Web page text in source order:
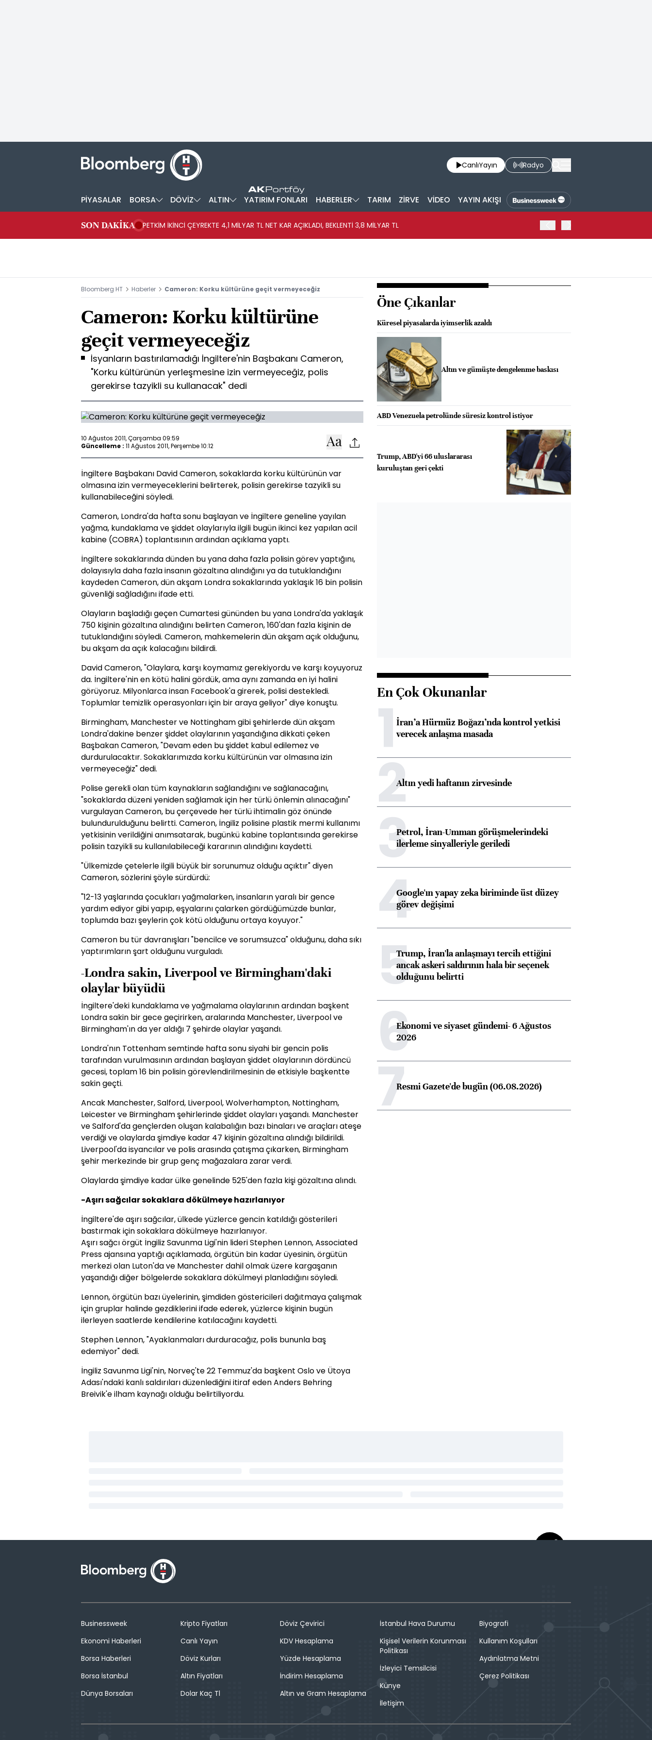
CanlıYayın Radyo
PİYASALAR BORSA DÖVİZ ALTIN YATIRIM FONLARI HABERLER TARIM ZİRVE VİDEO YAYIN AKIŞI
SON DAKİKA PETKİM İKİNCİ ÇEYREKTE 4,1 MİLYAR TL NET KAR AÇIKLADI, BEKLENTİ 3,8 MİLYAR TL
Bloomberg HT Haberler Cameron: Korku kültürüne geçit vermeyeceğiz
Cameron: Korku kültürüne
geçit vermeyeceğiz
İsyanların bastırılamadığı İngiltere'nin Başbakanı Cameron,
"Korku kültürünün yerleşmesine izin vermeyeceğiz, polis
gerekirse tazyikli su kullanacak" dedi
10 Ağustos 2011, Çarşamba 09:59
Güncelleme : 11 Ağustos 2011, Perşembe 10:12
İngiltere Başbakanı David Cameron, sokaklarda korku kültürünün var
olmasına izin vermeyeceklerini belirterek, polisin gerekirse tazyikli su
kullanabileceğini söyledi.
Cameron, Londra'da hafta sonu başlayan ve İngiltere geneline yayılan
yağma, kundaklama ve şiddet olaylarıyla ilgili bugün ikinci kez yapılan acil
kabine (COBRA) toplantısının ardından açıklama yaptı.
İngiltere sokaklarında dünden bu yana daha fazla polisin görev yaptığını,
dolayısıyla daha fazla insanın gözaltına alındığını ya da tutuklandığını
kaydeden Cameron, dün akşam Londra sokaklarında yaklaşık 16 bin polisin
güvenliği sağladığını ifade etti.
Olayların başladığı geçen Cumartesi gününden bu yana Londra'da yaklaşık
750 kişinin gözaltına alındığını belirten Cameron, 160'dan fazla kişinin de
tutuklandığını söyledi. Cameron, mahkemelerin dün akşam açık olduğunu,
bu akşam da açık kalacağını bildirdi.
David Cameron, "Olaylara, karşı koymamız gerekiyordu ve karşı koyuyoruz
da. İngiltere'nin en kötü halini gördük, ama aynı zamanda en iyi halini
görüyoruz. Milyonlarca insan Facebook'a girerek, polisi destekledi.
Toplumlar temizlik operasyonları için bir araya geliyor" diye konuştu.
Birmingham, Manchester ve Nottingham gibi şehirlerde dün akşam
Londra'dakine benzer şiddet olaylarının yaşandığına dikkati çeken
Başbakan Cameron, "Devam eden bu şiddet kabul edilemez ve
durdurulacaktır. Sokaklarımızda korku kültürünün var olmasına izin
vermeyeceğiz" dedi.
Polise gerekli olan tüm kaynakların sağlandığını ve sağlanacağını,
"sokaklarda düzeni yeniden sağlamak için her türlü önlemin alınacağını"
vurgulayan Cameron, bu çerçevede her türlü ihtimalin göz önünde
bulundurulduğunu belirtti. Cameron, İngiliz polisine plastik mermi kullanımı
yetkisinin verildiğini anımsatarak, bugünkü kabine toplantısında gerekirse
polisin tazyikli su kullanılabileceği kararının alındığını kaydetti.
"Ülkemizde çetelerle ilgili büyük bir sorunumuz olduğu açıktır" diyen
Cameron, sözlerini şöyle sürdürdü:
"12-13 yaşlarında çocukları yağmalarken, insanların yaralı bir gence
yardım ediyor gibi yapıp, eşyalarını çalarken gördüğümüzde bunlar,
toplumda bazı şeylerin çok kötü olduğunu ortaya koyuyor."
Cameron bu tür davranışları "bencilce ve sorumsuzca" olduğunu, daha sıkı
yaptırımların şart olduğunu vurguladı.
-Londra sakin, Liverpool ve Birmingham'daki
olaylar büyüdü
İngiltere'deki kundaklama ve yağmalama olaylarının ardından başkent
Londra sakin bir gece geçirirken, aralarında Manchester, Liverpool ve
Birmingham'ın da yer aldığı 7 şehirde olaylar yaşandı.
Londra'nın Tottenham semtinde hafta sonu siyahi bir gencin polis
tarafından vurulmasının ardından başlayan şiddet olaylarının dördüncü
gecesi, toplam 16 bin polisin görevlendirilmesinin de etkisiyle başkentte
sakin geçti.
Ancak Manchester, Salford, Liverpool, Wolverhampton, Nottingham,
Leicester ve Birmingham şehirlerinde şiddet olayları yaşandı. Manchester
ve Salford'da gençlerden oluşan kalabalığın bazı binaları ve araçları ateşe
verdiği ve olaylarda şimdiye kadar 47 kişinin gözaltına alındığı bildirildi.
Liverpool'da isyancılar ve polis arasında çatışma çıkarken, Birmingham
şehir merkezinde bir grup genç mağazalara zarar verdi.
Olaylarda şimdiye kadar ülke genelinde 525'den fazla kişi gözaltına alındı.
-Aşırı sağcılar sokaklara dökülmeye hazırlanıyor
İngiltere'de aşırı sağcılar, ülkede yüzlerce gencin katıldığı gösterileri
bastırmak için sokaklara dökülmeye hazırlanıyor.
Aşırı sağcı örgüt İngiliz Savunma Ligi'nin lideri Stephen Lennon, Associated
Press ajansına yaptığı açıklamada, örgütün bin kadar üyesinin, örgütün
merkezi olan Luton'da ve Manchester dahil olmak üzere kargaşanın
yaşandığı diğer bölgelerde sokaklara dökülmeyi planladığını söyledi.
Lennon, örgütün bazı üyelerinin, şimdiden göstericileri dağıtmaya çalışmak
için gruplar halinde gezdiklerini ifade ederek, yüzlerce kişinin bugün
ilerleyen saatlerde kendilerine katılacağını kaydetti.
Stephen Lennon, "Ayaklanmaları durduracağız, polis bununla baş
edemiyor" dedi.
İngiliz Savunma Ligi'nin, Norveç'te 22 Temmuz'da başkent Oslo ve Ütoya
Adası'ndaki kanlı saldırıları düzenlediğini itiraf eden Anders Behring
Breivik'e ilham kaynağı olduğu belirtiliyordu.
Öne Çıkanlar
Küresel piyasalarda iyimserlik azaldı
Altın ve gümüşte dengelenme baskısı
ABD Venezuela petrolünde süresiz kontrol istiyor
Trump, ABD'yi 66 uluslararası
kuruluştan geri çekti
En Çok Okunanlar
1İran’a Hürmüz Boğazı’nda kontrol yetkisi
verecek anlaşma masada
2Altın yedi haftanın zirvesinde
3Petrol, İran-Umman görüşmelerindeki
ilerleme sinyalleriyle geriledi
4Google'ın yapay zeka biriminde üst düzey
görev değişimi
5Trump, İran'la anlaşmayı tercih ettiğini
ancak askeri saldırının hala bir seçenek
olduğunu belirtti
6Ekonomi ve siyaset gündemi- 6 Ağustos
2026
7Resmi Gazete'de bugün (06.08.2026)
Businessweek
Ekonomi Haberleri
Borsa Haberleri
Borsa İstanbul
Dünya Borsaları
Kripto Fiyatları
Canlı Yayın
Döviz Kurları
Altın Fiyatları
Dolar Kaç Tl
Döviz Çevirici
KDV Hesaplama
Yüzde Hesaplama
İndirim Hesaplama
Altın ve Gram Hesaplama
İstanbul Hava Durumu
Kişisel Verilerin Korunması
Politikası
İzleyici Temsilcisi
Künye
İletişim
Biyografi
Kullanım Koşulları
Aydınlatma Metni
Çerez Politikası